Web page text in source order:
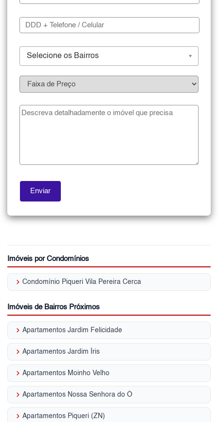
Selecione os Bairros
Imóveis por Condomínios
keyboard_arrow_right Condomínio Piqueri Vila Pereira Cerca
Imóveis de Bairros Próximos
keyboard_arrow_right Apartamentos Jardim Felicidade
keyboard_arrow_right Apartamentos Jardim Íris
keyboard_arrow_right Apartamentos Moinho Velho
keyboard_arrow_right Apartamentos Nossa Senhora do Ó
keyboard_arrow_right Apartamentos Piqueri (ZN)